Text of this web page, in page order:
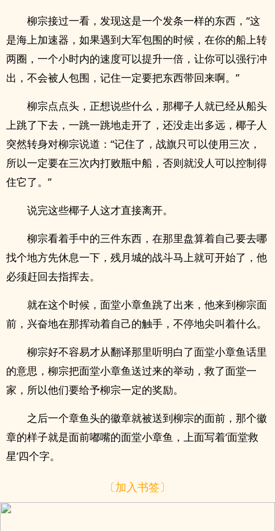
柳宗接过一看，发现这是一个发条一样的东西，“这
是海上加速器，如果遇到大军包围的时候，在你的船上转
两圈，一个小时内的速度可以提升一倍，让你可以强行冲
出，不会被人包围，记住一定要把东西带回来啊。”
柳宗点点头，正想说些什么，那椰子人就已经从船头
上跳了下去，一跳一跳地走开了，还没走出多远，椰子人
突然转身对柳宗说道：“记住了，战旗只可以使用三次，
所以一定要在三次内打败瓶中船，否则就没人可以控制得
住它了。”
说完这些椰子人这才直接离开。
柳宗看着手中的三件东西，在那里盘算着自己要去哪
找个地方先休息一下，残月城的战斗马上就可开始了，他
必须赶回去指挥去。
就在这个时候，面堂小章鱼跳了出来，他来到柳宗面
前，兴奋地在那挥动着自己的触手，不停地尖叫着什么。
柳宗好不容易才从翻译那里听明白了面堂小章鱼话里
的意思，柳宗把面堂小章鱼送过来的举动，救了面堂一
家，所以他们要给予柳宗一定的奖励。
之后一个章鱼头的徽章就被送到柳宗的面前，那个徽
章的样子就是面前嘟嘴的面堂小章鱼，上面写着‘面堂救
星’四个字。
〔加入书签〕